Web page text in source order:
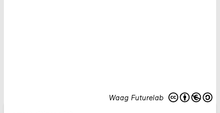
Waag Futurelab